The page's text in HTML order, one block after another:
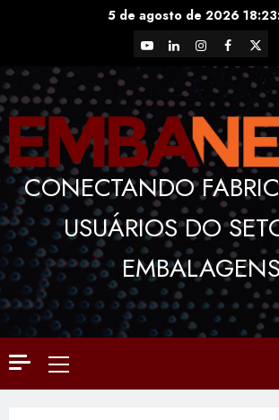
5 de agosto de 2026
YouTubeLinkedInInstagram
Facebook
X
CONECTANDO
USUÁRIOS DO
EMBALAGENS
Primary
Menu